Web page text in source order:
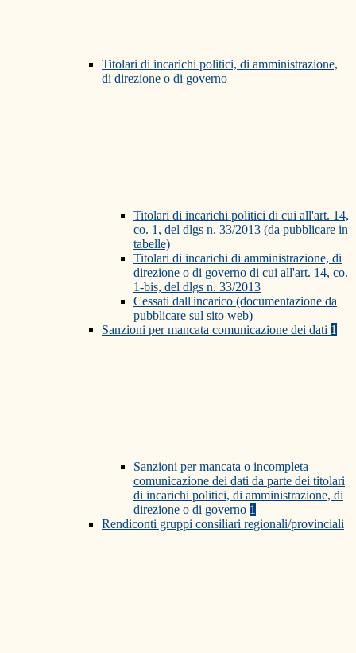
Titolari di incarichi politici, di amministrazione,
di direzione o di governo
Titolari di incarichi politici di cui all'art. 14,
co. 1, del dlgs n. 33/2013 (da pubblicare in
tabelle)
Titolari di incarichi di amministrazione, di
direzione o di governo di cui all'art. 14, co.
1-bis, del dlgs n. 33/2013
Cessati dall'incarico (documentazione da
pubblicare sul sito web)
Sanzioni per mancata comunicazione dei dati 1
Sanzioni per mancata o incompleta
comunicazione dei dati da parte dei titolari
di incarichi politici, di amministrazione, di
direzione o di governo 1
Rendiconti gruppi consiliari regionali/provinciali